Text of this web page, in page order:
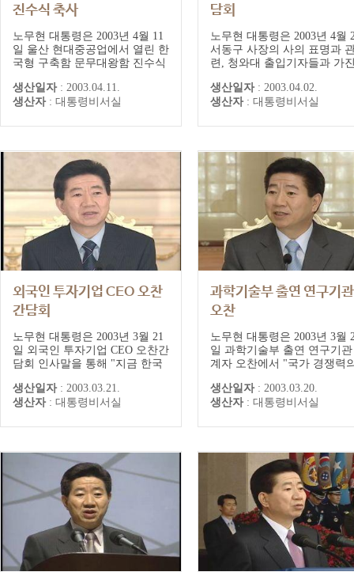
진수식 축사
노무현 대통령은 2003년 4월 11
일 울산 현대중공업에서 열린 한
국형 구축함 문무대왕함 진수식
는 3면이 바다인 해양국가이자
수출입 물동량의 99%가 바다를
우리에게 바다는 삶의 터전이자
고, "해군장병들은 더욱 막강해
진 전력으로 제2의 국토인 영해
를 지키고 평화...
생산일자 : 2003.04.11.
생산자 : 대통령비서실
담회
노무현 대통령은 2003년 4월
서동구 사장의 사의 표명과
련, 청와대 출입기자들과 가
한 입장을 밝혔다.
생산일자 : 2003.04.02.
생산자 : 대통령비서실
외국인 투자기업 CEO 오찬
간담회
노무현 대통령은 2003년 3월 21
일 외국인 투자기업 CEO 오찬간
담회 인사말을 통해 "지금 한국
북핵 문제, 새 정부의 경제정책
에 대해 여러분들이 불안해하고
다"며 " 저도 이런 문제에 대해
있다고 믿는다"고 말했다.
생산일자 : 2003.03.21.
생산자 : 대통령비서실
과학기술부 출연 연구기관
오찬
노무현 대통령은 2003년 3월
일 과학기술부 출연 연구기
계자 오찬에서 "국가 경쟁력
강조했다.
생산일자 : 2003.03.20.
생산자 : 대통령비서실